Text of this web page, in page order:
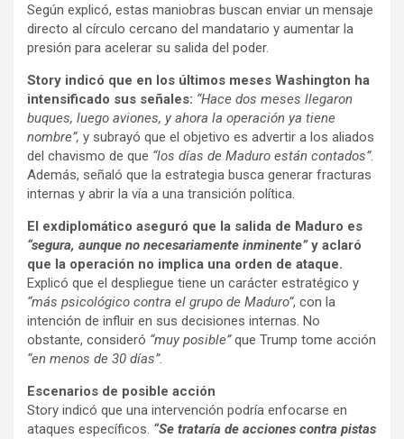
Según explicó, estas maniobras buscan enviar un mensaje
directo al círculo cercano del mandatario y aumentar la
presión para acelerar su salida del poder.
Story indicó que en los últimos meses Washington ha
intensificado sus señales: “Hace dos meses llegaron
buques, luego aviones, y ahora la operación ya tiene
nombre”, y subrayó que el objetivo es advertir a los aliados
del chavismo de que “los días de Maduro están contados”.
Además, señaló que la estrategia busca generar fracturas
internas y abrir la vía a una transición política.
El exdiplomático aseguró que la salida de Maduro es
“segura, aunque no necesariamente inminente”y aclaró
que la operación no implica una orden de ataque.
Explicó que el despliegue tiene un carácter estratégico y
“más psicológico contra el grupo de Maduro”, con la
intención de influir en sus decisiones internas. No
obstante, consideró “muy posible”que Trump tome acción
“en menos de 30 días”.
Escenarios de posible acción
Story indicó que una intervención podría enfocarse en
ataques específicos. “Se trataría de acciones contra pistas